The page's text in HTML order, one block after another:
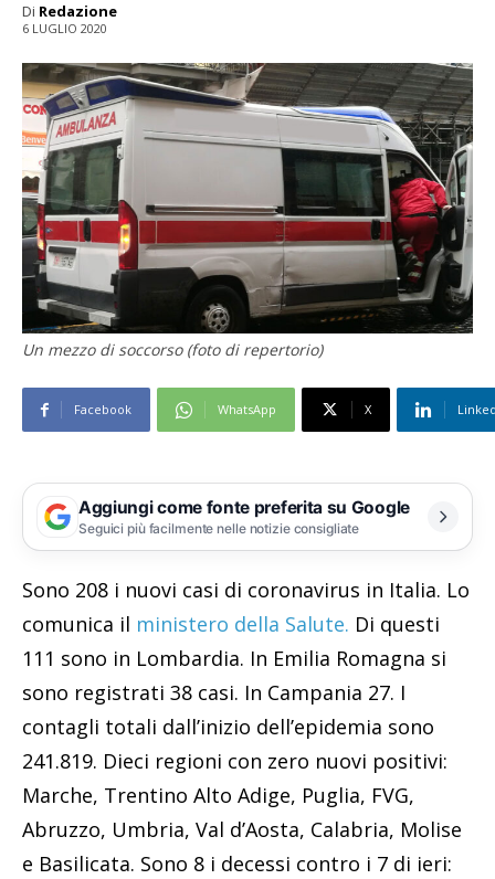
Di Redazione
6 LUGLIO 2020
Un mezzo di soccorso (foto di repertorio)
Facebook WhatsApp X
Aggiungi come fonte preferita su Google
Seguici più facilmente nelle notizie consigliate
Sono 208 i nuovi casi di coronavirus in Italia. Lo
comunica il ministero della Salute. Di questi
111 sono in Lombardia. In Emilia Romagna si
sono registrati 38 casi. In Campania 27. I
contagli totali dall’inizio dell’epidemia sono
241.819. Dieci regioni con zero nuovi positivi:
Marche, Trentino Alto Adige, Puglia, FVG,
Abruzzo, Umbria, Val d’Aosta, Calabria, Molise
e Basilicata. Sono 8 i decessi contro i 7 di ieri: